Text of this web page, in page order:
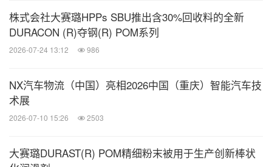
株式会社大赛璐HPPs SBU推出含30%回收料的全新
DURACON (R)夺钢(R) POM系列
2026-07-24 13:12 986
NX汽车物流（中国）亮相2026中国（重庆）智能汽车技
术展
2026-07-10 15:26 2503
大赛璐DURAST(R) POM精细粉末被用于生产创新棒状